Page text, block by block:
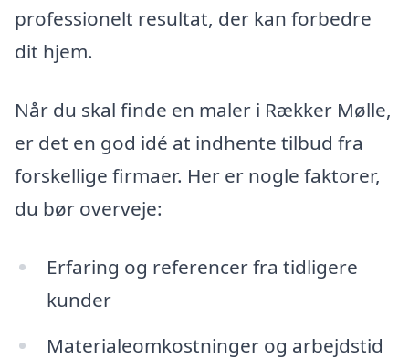
professionelt resultat, der kan forbedre
dit hjem.
Når du skal finde en maler i Rækker Mølle,
er det en god idé at indhente tilbud fra
forskellige firmaer. Her er nogle faktorer,
du bør overveje:
Erfaring og referencer fra tidligere
kunder
Materialeomkostninger og arbejdstid